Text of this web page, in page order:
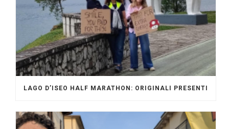
LAGO D’ISEO HALF MARATHON: ORIGINALI PRESENTI